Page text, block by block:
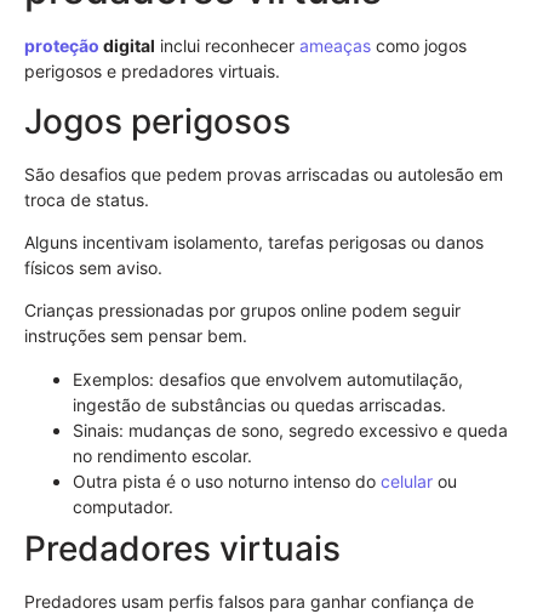
proteção digital inclui reconhecer ameaças como jogos
perigosos e predadores virtuais.
Jogos perigosos
São desafios que pedem provas arriscadas ou autolesão em
troca de status.
Alguns incentivam isolamento, tarefas perigosas ou danos
físicos sem aviso.
Crianças pressionadas por grupos online podem seguir
instruções sem pensar bem.
Exemplos: desafios que envolvem automutilação,
ingestão de substâncias ou quedas arriscadas.
Sinais: mudanças de sono, segredo excessivo e queda
no rendimento escolar.
Outra pista é o uso noturno intenso do celular ou
computador.
Predadores virtuais
Predadores usam perfis falsos para ganhar confiança de